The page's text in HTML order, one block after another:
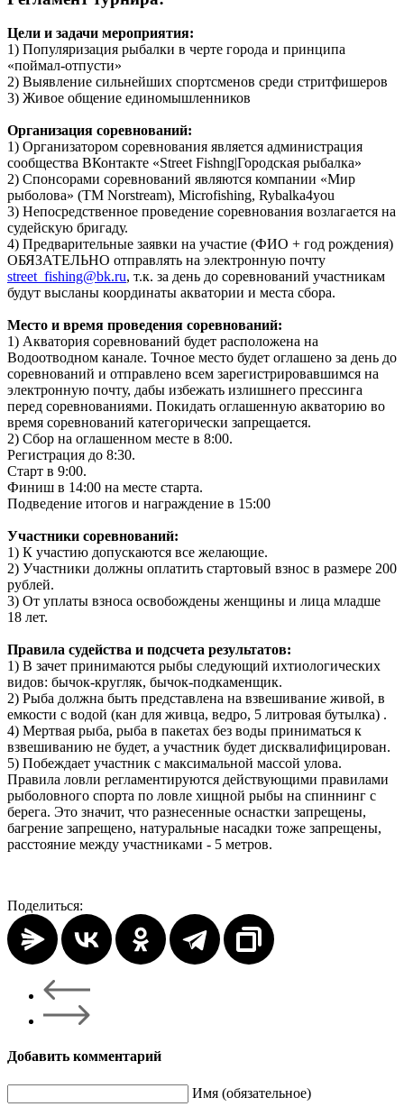
Цели и задачи мероприятия:
1) Популяризация рыбалки в черте города и принципа
«поймал-отпусти»
2) Выявление сильнейших спортсменов среди стритфишеров
3) Живое общение единомышленников
Организация соревнований:
1) Организатором соревнования является администрация
сообщества ВКонтакте «Street Fishng|Городская рыбалка»
2) Спонсорами соревнований являются компании «Мир
рыболова» (ТМ Norstream), Microfishing, Rybalka4you
3) Непосредственное проведение соревнования возлагается на
судейскую бригаду.
4) Предварительные заявки на участие (ФИО + год рождения)
ОБЯЗАТЕЛЬНО отправлять на электронную почту
street_fishing@bk.ru, т.к. за день до соревнований участникам
будут высланы координаты акватории и места сбора.
Место и время проведения соревнований:
1) Акватория соревнований будет расположена на
Водоотводном канале. Точное место будет оглашено за день до
соревнований и отправлено всем зарегистрировавшимся на
электронную почту, дабы избежать излишнего прессинга
перед соревнованиями. Покидать оглашенную акваторию во
время соревнований категорически запрещается.
2) Сбор на оглашенном месте в 8:00.
Регистрация до 8:30.
Старт в 9:00.
Финиш в 14:00 на месте старта.
Подведение итогов и награждение в 15:00
Участники соревнований:
1) К участию допускаются все желающие.
2) Участники должны оплатить стартовый взнос в размере 200
рублей.
3) От уплаты взноса освобождены женщины и лица младше
18 лет.
Правила судейства и подсчета результатов:
1) В зачет принимаются рыбы следующий ихтиологических
видов: бычок-кругляк, бычок-подкаменщик.
2) Рыба должна быть представлена на взвешивание живой, в
емкости с водой (кан для живца, ведро, 5 литровая бутылка) .
4) Мертвая рыба, рыба в пакетах без воды приниматься к
взвешиванию не будет, а участник будет дисквалифицирован.
5) Побеждает участник с максимальной массой улова.
Правила ловли регламентируются действующими правилами
рыболовного спорта по ловле хищной рыбы на спиннинг с
берега. Это значит, что разнесенные оснастки запрещены,
багрение запрещено, натуральные насадки тоже запрещены,
расстояние между участниками - 5 метров.
Поделиться:
Добавить комментарий
Имя (обязательное)